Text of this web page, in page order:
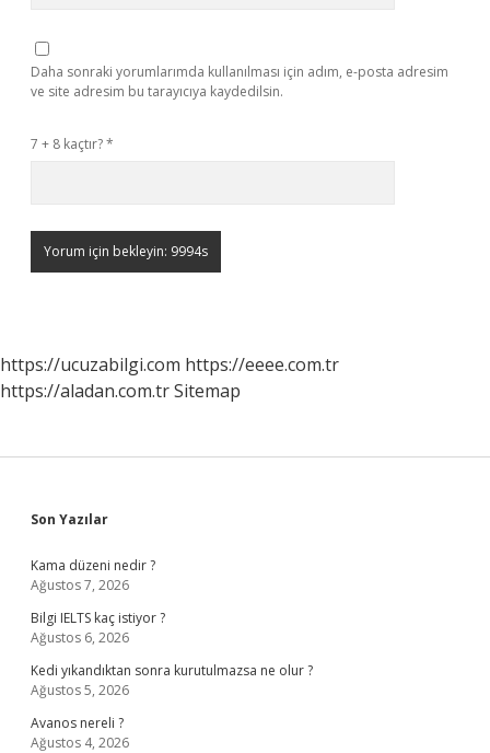
Daha sonraki yorumlarımda kullanılması için adım, e-posta adresim
ve site adresim bu tarayıcıya kaydedilsin.
7 + 8 kaçtır?*
https://ucuzabilgi.com https://eeee.com.tr
https://aladan.com.trSitemap
Sidebar
Son Yazılar
Kama düzeni nedir ?
Ağustos 7, 2026
Bilgi IELTS kaç istiyor ?
Ağustos 6, 2026
Kedi yıkandıktan sonra kurutulmazsa ne olur ?
Ağustos 5, 2026
Avanos nereli ?
Ağustos 4, 2026